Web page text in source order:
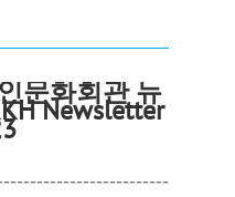
문화회관 뉴
Newsletter